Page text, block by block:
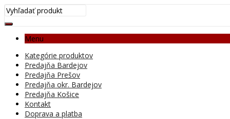
Menu
Kategórie produktov
Predajňa Bardejov
Predajňa Prešov
Predajňa okr. Bardejov
Predajňa Košice
Kontakt
Doprava a platba